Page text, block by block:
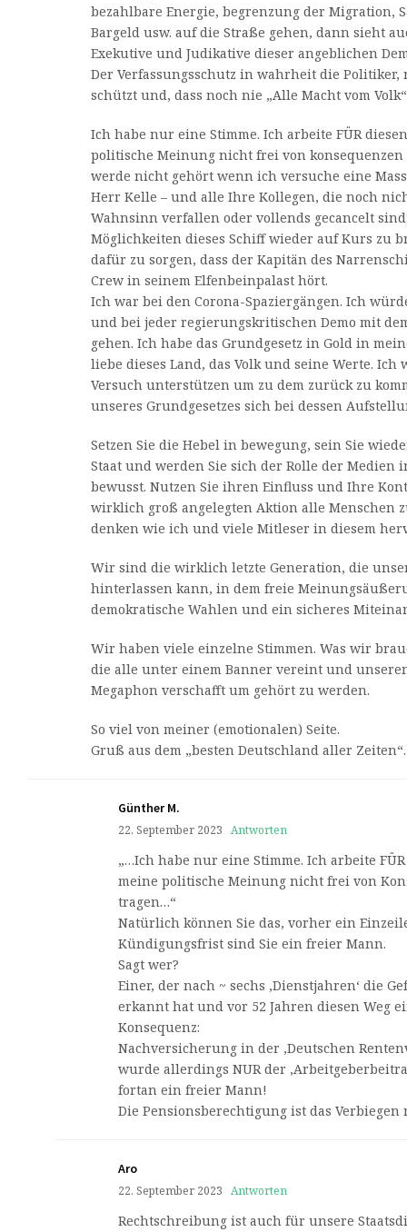
bezahlbare Energie, begrenzung der Migration,
Bargeld usw. auf die Straße gehen, dann sieht
Exekutive und Judikative dieser angeblichen
Der Verfassungsschutz in wahrheit die Politiker,
schützt und, dass noch nie „Alle Macht vom
Ich habe nur eine Stimme. Ich arbeite FÜR
politische Meinung nicht frei von
werde nicht gehört wenn ich versuche eine
Herr Kelle – und alle Ihre Kollegen, die noch
Wahnsinn verfallen oder vollends gecancelt
Möglichkeiten dieses Schiff wieder auf Kurs zu
dafür zu sorgen, dass der Kapitän des
Crew in seinem Elfenbeinpalast hört.
Ich war bei den Corona-Spaziergängen. Ich
und bei jeder regierungskritischen Demo mit
gehen. Ich habe das Grundgesetz in Gold in
liebe dieses Land, das Volk und seine Werte.
Versuch unterstützen um zu dem zurück zu
unseres Grundgesetzes sich bei dessen
Setzen Sie die Hebel in bewegung, sein Sie
Staat und werden Sie sich der Rolle der Medien
bewusst. Nutzen Sie ihren Einfluss und Ihre
wirklich groß angelegten Aktion alle Menschen
denken wie ich und viele Mitleser in diesem
Wir sind die wirklich letzte Generation, die
hinterlassen kann, in dem freie
demokratische Wahlen und ein sicheres
Wir haben viele einzelne Stimmen. Was wir
die alle unter einem Banner vereint und
Megaphon verschafft um gehört zu werden.
So viel von meiner (emotionalen) Seite.
Gruß aus dem „besten Deutschland aller Zeiten“.
Günther M.
22. September 2023 Antworten
„…Ich habe nur eine Stimme. Ich arbeite
meine politische Meinung nicht frei von
tragen…“
Natürlich können Sie das, vorher ein
Kündigungsfrist sind Sie ein freier Mann.
Sagt wer?
Einer, der nach ~ sechs ‚Dienstjahren‘ die
erkannt hat und vor 52 Jahren diesen Weg
Konsequenz:
Nachversicherung in der ‚Deutschen
wurde allerdings NUR der
fortan ein freier Mann!
Die Pensionsberechtigung ist das Verbiegen
Aro
22. September 2023 Antworten
Rechtschreibung ist auch für unsere